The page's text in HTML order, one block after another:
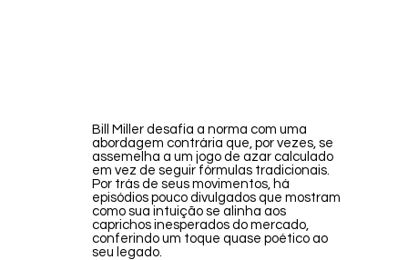
Bill Miller desafia a norma com uma
abordagem contrária que, por vezes, se
assemelha a um jogo de azar calculado
em vez de seguir fórmulas tradicionais.
Por trás de seus movimentos, há
episódios pouco divulgados que mostram
como sua intuição se alinha aos
caprichos inesperados do mercado,
conferindo um toque quase poético ao
seu legado.